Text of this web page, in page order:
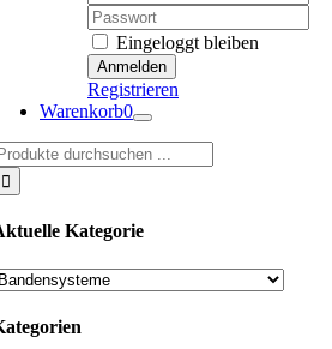
Password:
Eingeloggt bleiben
Registrieren
Warenkorb0
Kategorie